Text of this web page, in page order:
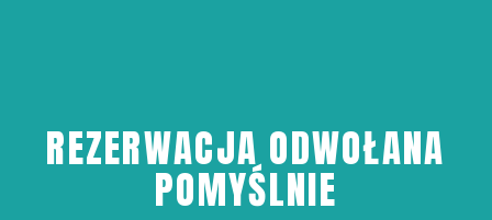
REZERWACJA ODWOŁANA
POMYŚLNIE